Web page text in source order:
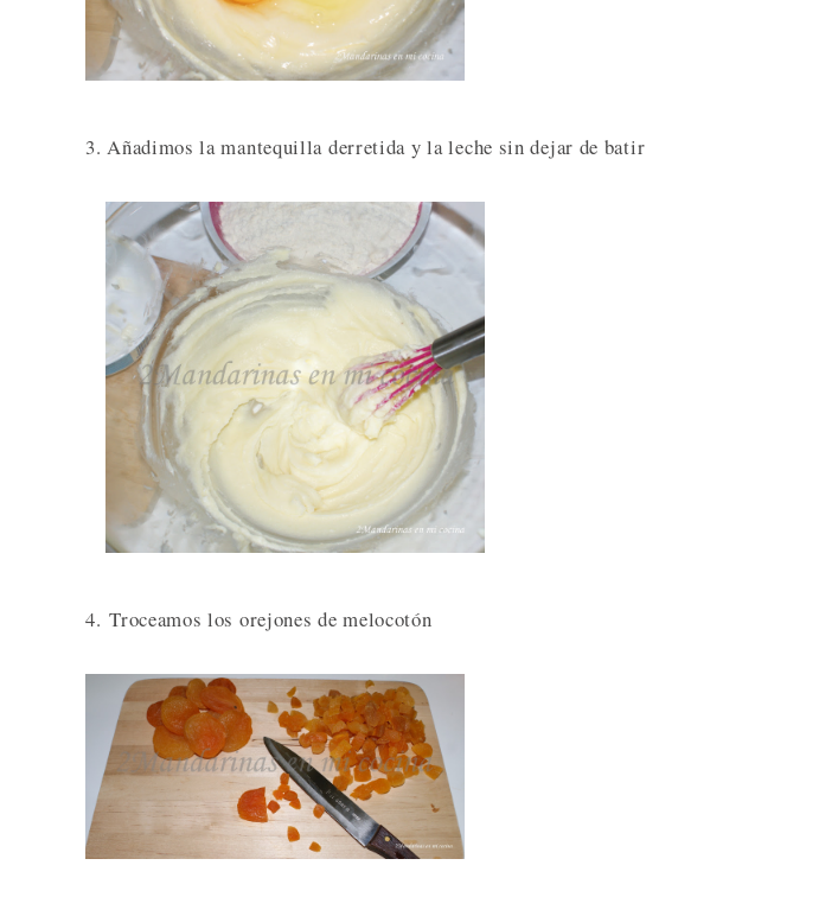
3. Añadimos la mantequilla derretida y la leche sin dejar de batir
4. Troceamos los orejones de melocotón